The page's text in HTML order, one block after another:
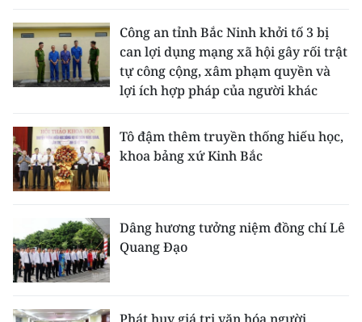
Công an tỉnh Bắc Ninh khởi tố 3 bị
can lợi dụng mạng xã hội gây rối trật
tự công cộng, xâm phạm quyền và
lợi ích hợp pháp của người khác
Tô đậm thêm truyền thống hiếu học,
khoa bảng xứ Kinh Bắc
Dâng hương tưởng niệm đồng chí Lê
Quang Đạo